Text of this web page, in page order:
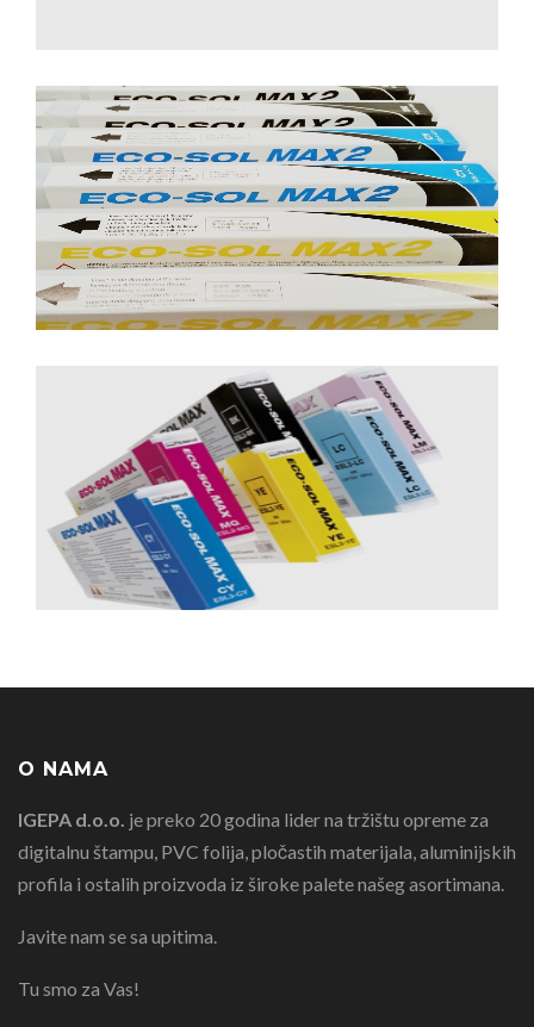
O NAMA
IGEPA d.o.o. je preko 20 godina lider na tržištu opreme za
digitalnu štampu, PVC folija, pločastih materijala, aluminijskih
profila i ostalih proizvoda iz široke palete našeg asortimana.
Javite nam se sa upitima.
Tu smo za Vas!